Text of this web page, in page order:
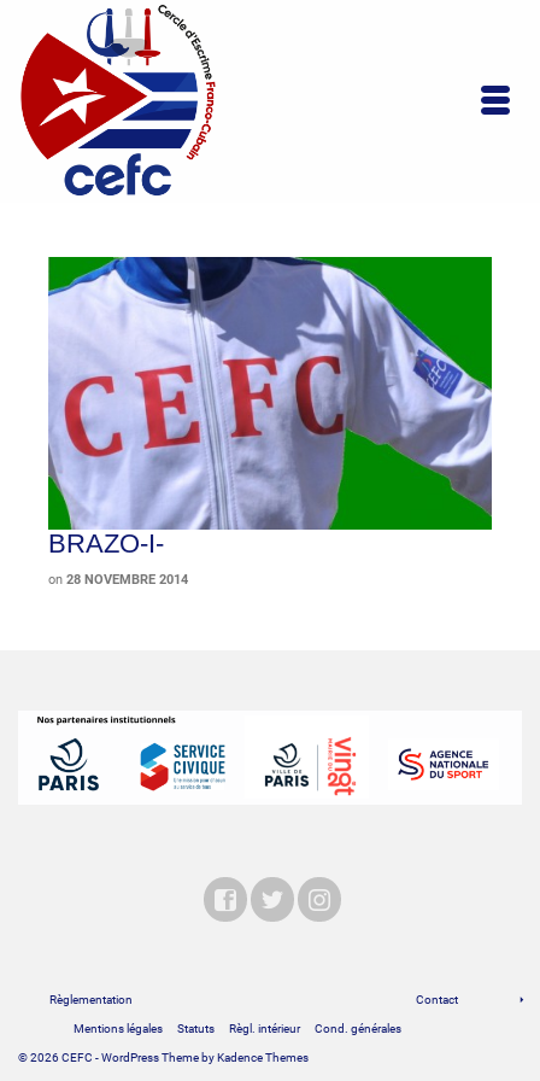
BRAZO-I-
on 28 NOVEMBRE 2014
Règlementation
Mentions légales Statuts Règl. intérieur Cond. générales
Contact
© 2026 CEFC - WordPress Theme by Kadence Themes